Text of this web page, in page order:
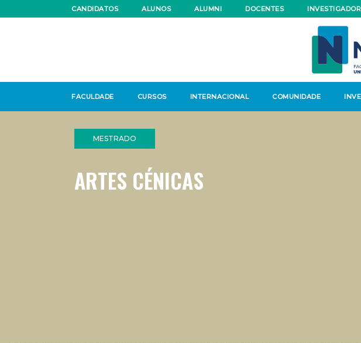
CANDIDATOS ALUNOS ALUMNI DOCENTES
FACULDADE CURSOS INTERNACIONAL COMUNIDADE
MESTRADO
ARTES CÉNICAS